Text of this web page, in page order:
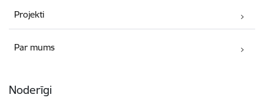
Projekti
Par mums
Noderīgi